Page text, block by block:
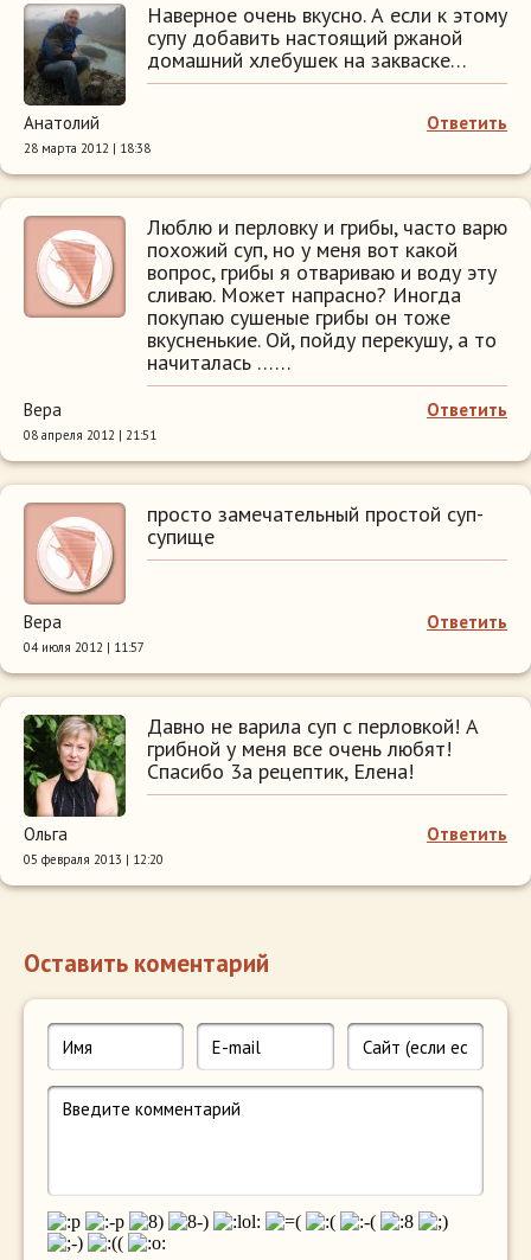
Наверное очень вкусно. А если к этому
супу добавить настоящий ржаной
домашний хлебушек на закваске…
Ответить
Анатолий
28 марта 2012 | 18:38
Люблю и перловку и грибы, часто варю
похожий суп, но у меня вот какой
вопрос, грибы я отвариваю и воду эту
сливаю. Может напрасно? Иногда
покупаю сушеные грибы он тоже
вкусненькие. Ой, пойду перекушу, а то
начиталась ……
Ответить
Вера
08 апреля 2012 | 21:51
просто замечательный простой суп-
супище
Ответить
Вера
04 июля 2012 | 11:57
Давно не варила суп с перловкой! А
грибной у меня все очень любят!
Спасибо 3а рецептик, Елена!
Ответить
Ольга
05 февраля 2013 | 12:20
Оставить коментарий